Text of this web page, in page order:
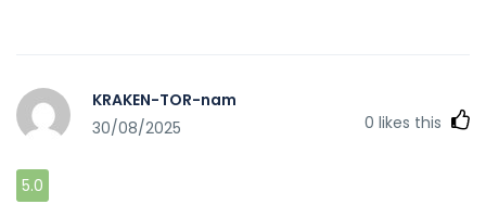
KRAKEN-TOR-nam
30/08/2025
0 likes this
5.0